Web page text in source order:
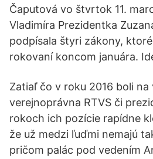
Čaputová vo štvrtok 11.
Vladimíra Prezidentka
podpísala štyri zákony,
rokovaní koncom januára.
Zatiaľ čo v roku 2016 boli
verejnoprávna RTVS či
rokoch ich pozície rapídne
že už medzi ľuďmi nemajú
pričom palác pod vedením